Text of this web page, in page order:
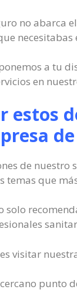
no abarca
a tu
en
estos
de nuestro
temas que
solo
visitar
punto